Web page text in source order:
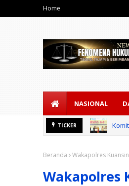
Home
NASIONAL
TICKER
Beranda Wakapolres
Wakapolres